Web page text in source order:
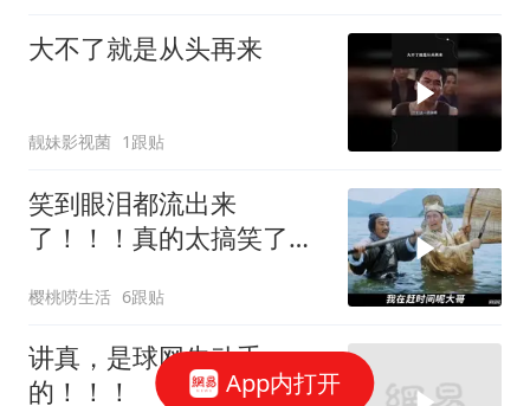
大不了就是从头再来
靓妹影视菌 1跟贴
笑到眼泪都流出来
了！！！真的太搞笑了！
樱桃唠生活 6跟贴
讲真，是球网先动手
的！！！
App内打开